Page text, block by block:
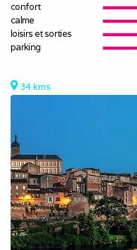
confort
calme
loisirs et sorties
parking
34 kms